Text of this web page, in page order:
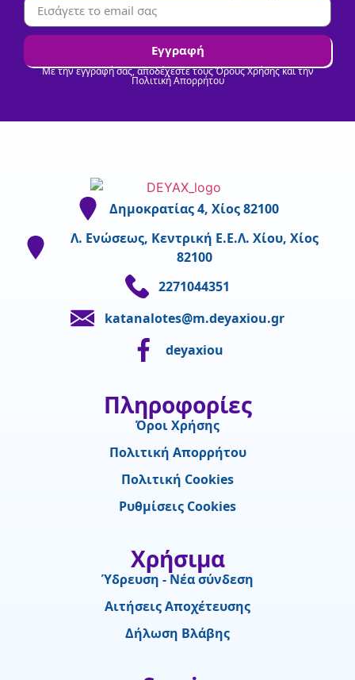
Εγγραφή
Με την εγγραφή σας, αποδέχεστε τους Όρους Χρήσης και την
Πολιτική Απορρήτου
Δημοκρατίας 4, Χίος 82100
Λ. Ενώσεως, Κεντρική Ε.Ε.Λ. Χίου, Χίος
82100
2271044351
katanalotes@m.deyaxiou.gr
deyaxiou
Πληροφορίες
Όροι Χρήσης
Πολιτική Απορρήτου
Πολιτική Cookies
Ρυθμίσεις Cookies
Χρήσιμα
Ύδρευση - Νέα σύνδεση
Αιτήσεις Αποχέτευσης
Δήλωση Βλάβης